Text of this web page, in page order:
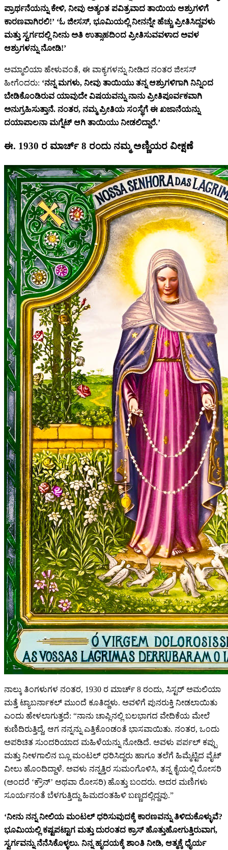
ಪ್ರಾರ್ಥನೆಯನ್ನು ಕೇಳಿ, ನೀವು ಅತ್ಯಂತ ಪವಿತ್ರವಾದ ತಾಯಿಯ ಆಶ್ರುಗಳಿಗೆ
ಕಾರಣವಾಗಿರಲಿ!’ ‘ಓ ಜೀಸಸ್, ಭೂಮಿಯಲ್ಲಿ ನೀನನ್ನೇ ಹೆಚ್ಚು ಪ್ರೀತಿಸಿದ್ದವಳು
ಮತ್ತು ಸ್ವರ್ಗದಲ್ಲಿ ನೀನು ಅತಿ ಉತ್ಸಾಹದಿಂದ ಪ್ರೀತಿಸುವವಳಾದ ಅವಳ
ಆಶ್ರುಗಳನ್ನು ನೋಡಿ!’
ಅಮ್ಮಾಲಿಯಾ ಹೇಳುವಂತೆ, ಈ ವಾಕ್ಯಗಳನ್ನು ನೀಡಿದ ನಂತರ ಜೀಸಸ್
ಹೀಗೆಂದರು: ‘ನನ್ನ ಮಗಳು, ನೀವು ತಾಯಿಯು ತನ್ನ ಆಶ್ರುಗಳಿಗಾಗಿ ನಿನ್ನಿಂದ
ಬೇಡಿಕೊಂಡಿರುವ ಯಾವುದೇ ವಿಷಯವನ್ನು ನಾನು ಪ್ರೀತಿಪೂರ್ವಕವಾಗಿ
ಅನುಗ್ರಹಿಸುತ್ತಾನೆ. ನಂತರ, ನಮ್ಮ ಪ್ರೀತಿಯ ಸಂಸ್ಥೆಗೆ ಈ ಖಜಾನೆಯನ್ನು
ದಯಾಪಾಲನಾ ಮಗ್ನೆಟ್ ಆಗಿ ತಾಯಿಯು ನೀಡಲಿದ್ದಾರೆ.’
ಈ. 1930 ರ ಮಾರ್ಚ್ 8 ರಂದು ನಮ್ಮ ಅಣ್ಣಿಯರ ವೀಕ್ಷಣೆ
ನಾಲ್ಕು ತಿಂಗಳುಗಳ ನಂತರ, 1930 ರ ಮಾರ್ಚ್ 8 ರಂದು, ಸಿಸ್ಟರ್ ಅಮಲಿಯಾ
ಮತ್ತೆ ಟ್ಯಾಬರ್ನಾಕಲ್ ಮುಂದೆ ಕೂತಿದ್ದಳು. ಅವಳಿಗೆ ಪುನರುಕ್ತಿ ನೀಡಲಾಯಿತು
ಎಂದು ಹೇಳಲಾಗುತ್ತದೆ: “ನಾನು ಚಾಪ್ಲಿನಲ್ಲಿ ಬಲಭಾಗದ ವೇದಿಕೆಯ ಮೇಲೆ
ಕುಣಿದಿರುತ್ತಿದ್ದೆ, ಆಗ ನನ್ನನ್ನು ಎತ್ತಿಕೊಂಡಂತೆ ಭಾಸವಾಯಿತು. ನಂತರ, ಒಂದು
ಅಪರಿಚಿತ ಸುಂದರಿಯಾದ ಮಹಿಳೆಯನ್ನು ನೋಡಿದೆ. ಅವಳು ಪರ್ಪಲ್ ಕಪ್ಪು
ಮತ್ತು ನೀಳಗಾಲಿನ ಬ್ಲೂ ಮಂಟಲ್ ಧರಿಸಿದ್ದರು ಹಾಗೂ ತಲೆಗೆ ಹಿಮ್ಮೆಟ್ಟಿದ ವೈಟ್
ವೀಲು ಹೊಂದಿದ್ದಾಳೆ. ಅವಳು ನನ್ನತ್ತಿರ ಸುಮಂಗೊಳಿಸಿ, ತನ್ನ ಕೈಯಲ್ಲಿ ರೋಸರಿ
(ಅಂದರೆ ‘ಕ್ರೌನ್’ ಅಥವಾ ರೋಸರಿ) ಹೊತ್ತು ಬಂದರು. ಅದರ ಮಣಿಗಳು
ಸೂರ್ಯನಂತೆ ಬೆಳಗುತ್ತಿದ್ದು ಹಿಮದಂತಹಿಳಿ ಬಣ್ಣದಲ್ಲಿದ್ದವು.”
‘ನೀನು ನನ್ನ ನೀಲಿಯ ಮಂಟಲ್ ಧರಿಸುವುದಕ್ಕೆ ಕಾರಣವನ್ನು ತಿಳಿದುಕೊಳ್ಳುವೆ?
ಭೂಮಿಯಲ್ಲಿ ಕಷ್ಟಪಟ್ಟಾಗ ಮತ್ತು ದುರಂತದ ಕ್ರಾಸ್ ಹೊತ್ತುಹೋಗುತ್ತಿರುವಾಗ,
ಸ್ವರ್ಗವನ್ನು ನೆನೆಸಿಕೊಳ್ಳಲು. ನಿನ್ನ ಹೃದಯಕ್ಕೆ ಶಾಂತಿ ನೀಡಿ, ಆತ್ಮಕ್ಕೆ ಧೈರ್ಯ